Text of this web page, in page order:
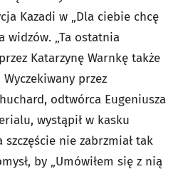
Kazadi w „Dla ciebie chcę
widzów. „Ta ostatnia
Katarzynę Warnkę także
Wyczekiwany przez
odtwórca Eugeniusza
wystąpił w kasku
szczęście nie zabrzmiał tak
by „Umówiłem się z nią